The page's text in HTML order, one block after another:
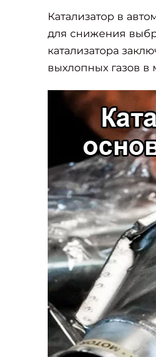
Катализатор в
для снижения
катализатора
выхлопных газов